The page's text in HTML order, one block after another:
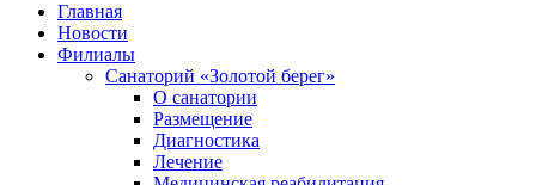
Главная
Новости
Филиалы
Санаторий «Золотой берег»
О санатории
Размещение
Диагностика
Лечение